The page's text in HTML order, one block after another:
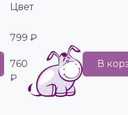
Цвет
799 ₽
760
₽
В